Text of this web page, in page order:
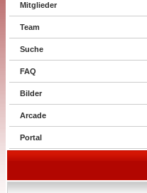
Mitglieder
Team
Suche
FAQ
Bilder
Arcade
Portal